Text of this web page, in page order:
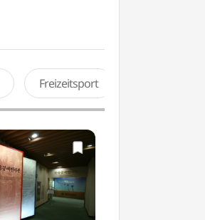
Freizeitsport